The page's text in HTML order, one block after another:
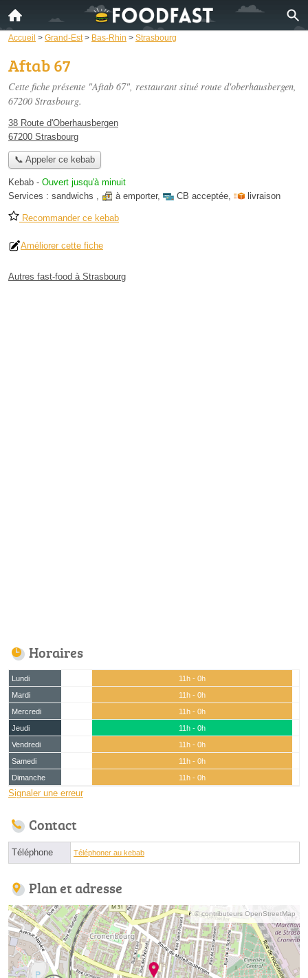
Accueil > Grand-Est > Bas-Rhin > Strasbourg
Aftab 67
Cette fiche présente "Aftab 67", restaurant situé route d'oberhausbergen,
67200 Strasbourg.
38 Route d'Oberhausbergen
67200 Strasbourg
📞 Appeler ce kebab
Kebab - Ouvert jusqu'à minuit
Services : sandwichs , à emporter, CB acceptée, livraison
Recommander ce kebab
Améliorer cette fiche
Autres fast-food à Strasbourg
Horaires
Lundi
11h - 0h
Mardi
11h - 0h
Mercredi
11h - 0h
Jeudi
11h - 0h
Vendredi
11h - 0h
Samedi
11h - 0h
Dimanche
11h - 0h
Signaler une erreur
Contact
Téléphone Téléphoner au kebab
Plan et adresse
© contributeurs OpenStreetMap